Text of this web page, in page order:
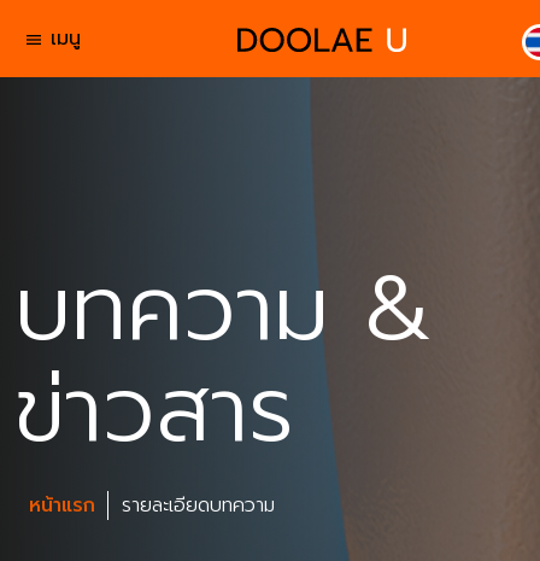
menu เมนู
บทความ &
ข่าวสาร
หน้าแรก รายละเอียดบทความ